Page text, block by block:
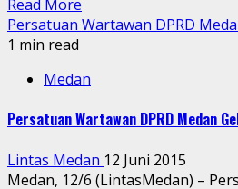
Read More
Persatuan Wartawan DPRD
1 min read
Medan
Persatuan Wartawan DPRD Medan
Lintas Medan 12 Juni 2015
Medan, 12/6 (LintasMedan) –